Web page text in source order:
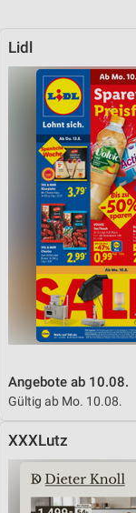
Lidl
Angebote ab 10.08.
Gültig ab Mo. 10.08.
XXXLutz